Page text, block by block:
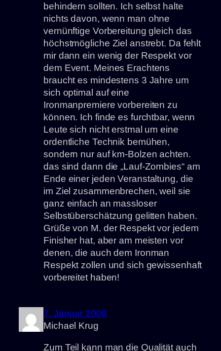
behindern sollten. Ich selbst halte
nichts davon, wenn man ohne
vernünftige Vorbereitung gleich das
höchstmögliche Ziel anstrebt. Da fehlt
mir dann ein wenig der Respekt vor
dem Event. Meines Erachtens
braucht es mindestens 3 Jahre um
sich optimal auf eine
Ironmanpremiere vorbereiten zu
können. Ich finde es furchtbar, wenn
Leute sich nicht erstmal um eine
ordentliche Technik bemühen,
sondern nur auf km-Bolzen achten.
das sind dann die „Lauf-Zombies“ am
Ende einer jeden Veranstaltung, die
im Ziel zusammenbrechen, weil sie
ganz einfach an massloser
Selbstüberschätzung gelitten haben.
Grüße von M. der Respekt vor jedem
Finisher hat, aber am meisten vor
denen, die auch dem Ironman
Respekt zollen und sich gewissenhaft
vorbereitet haben!
7. Januar 2008
Michael Krug
Zum Teil kann man die Qualität auch